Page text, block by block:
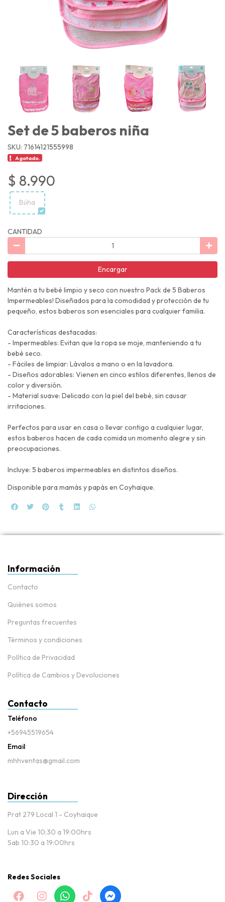
Set de 5 baberos niña
SKU: 71614121555998
Agotado.
$ 8.990
Búha
CANTIDAD
Encargar
Mantén a tu bebé limpio y seco con nuestro Pack de 5 Baberos
Impermeables! Diseñados para la comodidad y protección de tu
pequeño, estos baberos son esenciales para cualquier familia.
Características destacadas:
- Impermeables: Evitan que la ropa se moje, manteniendo a tu
bebé seco.
- Fáciles de limpiar: Lávalos a mano o en la lavadora.
- Diseños adorables: Vienen en cinco estilos diferentes, llenos de
color y diversión.
- Material suave: Delicado con la piel del bebé, sin causar
irritaciones.
Perfectos para usar en casa o llevar contigo a cualquier lugar,
estos baberos hacen de cada comida un momento alegre y sin
preocupaciones.
Incluye: 5 baberos impermeables en distintos diseños.
Disponible para mamás y papás en Coyhaique.
Información
Contacto
Quiénes somos
Preguntas frecuentes
Términos y condiciones
Política de Privacidad
Política de Cambios y Devoluciones
Contacto
Teléfono
+56945519654
Email
mhhventas@gmail.com
Dirección
Prat 279 Local 1 - Coyhaique
Lun a Vie 10:30 a 19:00hrs
Sab 10:30 a 19:00hrs
Redes Sociales